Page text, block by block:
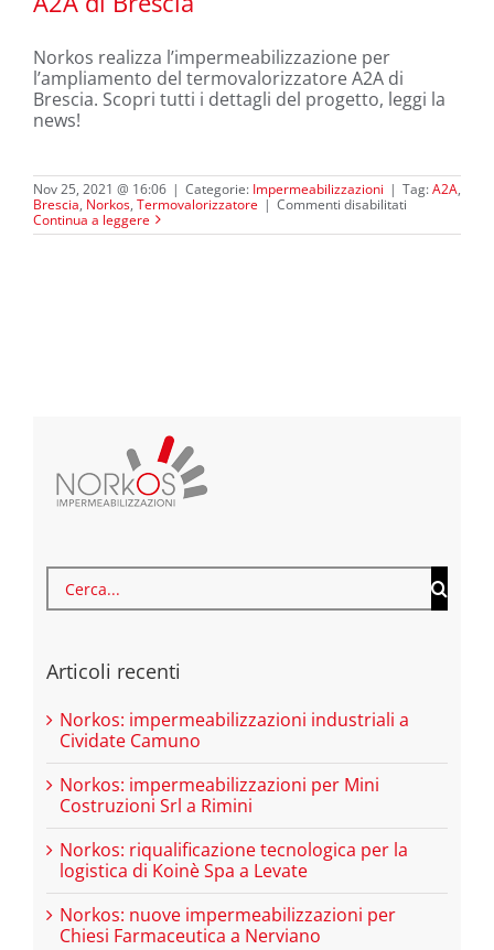
Norkos lavora al termovalorizzatore
A2A di Brescia
Norkos realizza l’impermeabilizzazione per
l’ampliamento del termovalorizzatore A2A di
Brescia. Scopri tutti i dettagli del progetto, leggi la
news!
Nov 25, 2021 @ 16:06 | Categorie: Impermeabilizzazioni | Tag:A2A,
Brescia, Norkos, Termovalorizzatore | Commenti disabilitati su
lavora
Continua a leggere
Cerca
per:
Articoli recenti
Norkos: impermeabilizzazioni industriali a
Cividate Camuno
Norkos: impermeabilizzazioni per Mini
Costruzioni Srl a Rimini
Norkos: riqualificazione tecnologica per la
logistica di Koinè Spa a Levate
Norkos: nuove impermeabilizzazioni per
Chiesi Farmaceutica a Nerviano